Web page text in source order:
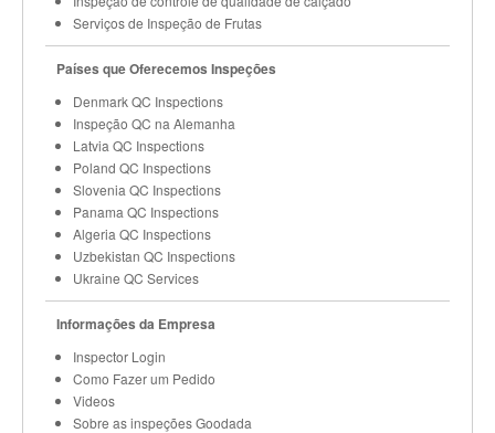
Serviços de Inspeção de Frutas
Países que Oferecemos Inspeções
Denmark QC Inspections
Inspeção QC na Alemanha
Latvia QC Inspections
Poland QC Inspections
Slovenia QC Inspections
Panama QC Inspections
Algeria QC Inspections
Uzbekistan QC Inspections
Ukraine QC Services
Informações da Empresa
Inspector Login
Como Fazer um Pedido
Videos
Sobre as inspeções Goodada